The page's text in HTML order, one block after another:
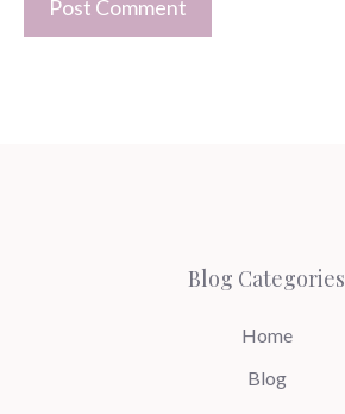
Blog Categories
Home
Blog